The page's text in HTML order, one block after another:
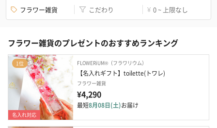
フラワー雑貨 こだわり ¥ 0 ~ 上限なし
フラワー雑貨のプレゼントのおすすめランキング
1位
名入れ対応
FLOWERiUM®（フラワリウム）
【名入れギフト】toilette(トワレ)
フラワー雑貨
¥4,290
最短8月08日(土)お届け